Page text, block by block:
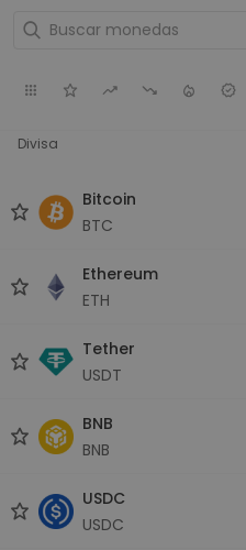
Divisa
Bitcoin
BTC
Ethereum
ETH
Tether
USDT
BNB
BNB
USDC
USDC